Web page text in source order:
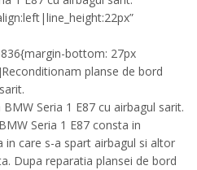
bottom: 27px
planse de bord
Seria 1 E87 cu airbagul sarit.
Seria 1 E87 consta in
care s-a spart airbagul si altor
Dupa reparatia plansei de bord